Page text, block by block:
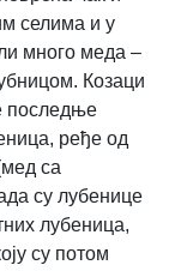
селима и у
много меда –
Козаци
последње
ређе од
са
су лубенице
лубеница,
су потом